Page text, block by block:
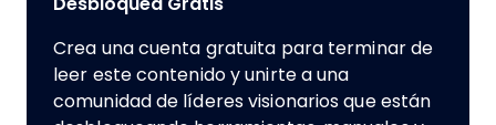
Desbloquea Gratis
Crea una cuenta gratuita para terminar de
leer este contenido y unirte a una
comunidad de líderes visionarios que están